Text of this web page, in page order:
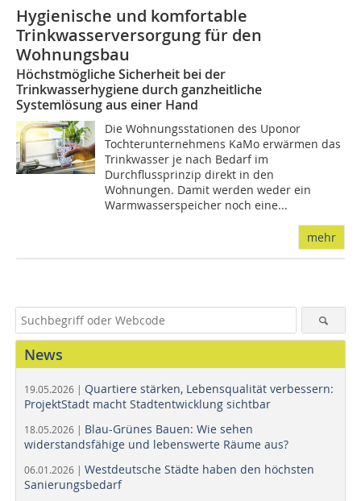
Hygienische und komfortable
Trinkwasserversorgung für den
Wohnungsbau
Höchstmögliche Sicherheit bei der
Trinkwasserhygiene durch ganzheitliche
Systemlösung aus einer Hand
Die Wohnungsstationen des Uponor
Tochterunternehmens KaMo erwärmen das
Trinkwasser je nach Bedarf im
Durchflussprinzip direkt in den
Wohnungen. Damit werden weder ein
Warmwasserspeicher noch eine...
mehr
News
19.05.2026 | Quartiere stärken, Lebensqualität verbessern:
ProjektStadt macht Stadtentwicklung sichtbar
18.05.2026 | Blau-Grünes Bauen: Wie sehen
widerstandsfähige und lebenswerte Räume aus?
06.01.2026 | Westdeutsche Städte haben den höchsten
Sanierungsbedarf